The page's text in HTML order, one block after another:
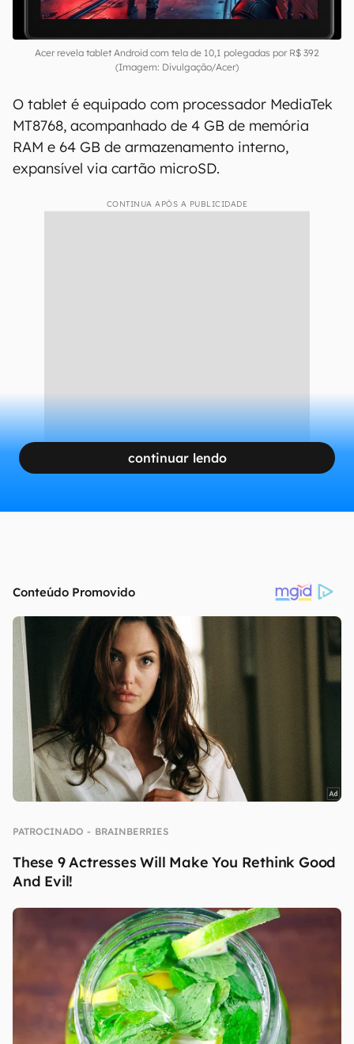
Acer revela tablet Android com tela de 10,1 polegadas por R$ 392
(Imagem: Divulgação/Acer)
O tablet é equipado com processador MediaTek
MT8768, acompanhado de 4 GB de memória
RAM e 64 GB de armazenamento interno,
expansível via cartão microSD.
CONTINUA APÓS A PUBLICIDADE
continuar lendo